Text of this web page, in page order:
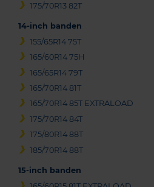
175/70R13 82T
14-inch banden
155/65R14 75T
165/60R14 75H
165/65R14 79T
165/70R14 81T
165/70R14 85T EXTRALOAD
175/70R14 84T
175/80R14 88T
185/70R14 88T
15-inch banden